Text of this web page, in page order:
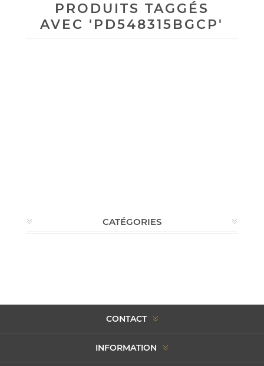
PRODUITS TAGGÉS
AVEC 'PD548315BGCP'
CATÉGORIES
CONTACT
INFORMATION